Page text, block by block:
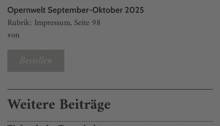
Opernwelt September-Oktober 2025
Rubrik: Impressum, Seite 98
von
Bestellen
Weitere Beiträge